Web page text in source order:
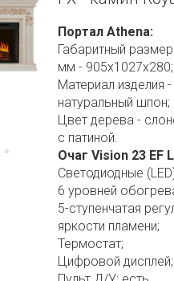
Портал Athena:
Габаритный
мм - 905х1027х280;
Материал изделия
натуральный шпон;
Цвет дерева -
с патиной.
Очаг Vision 23 EF
Светодиодные
6 уровней
5-ступенчатая
яркости пламени;
Термостат;
Цифровой дисплей;